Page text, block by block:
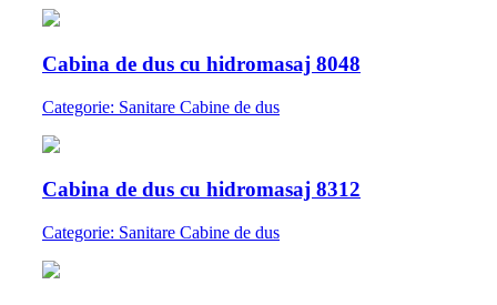
Cabina de dus cu hidromasaj 8048
Categorie: Sanitare Cabine de dus
Cabina de dus cu hidromasaj 8312
Categorie: Sanitare Cabine de dus